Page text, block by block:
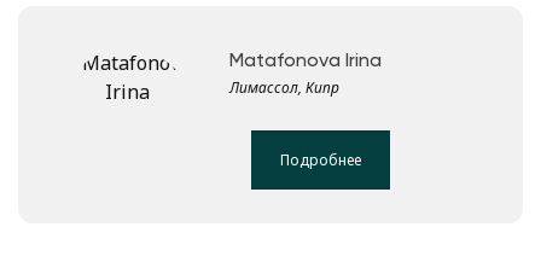
Matafonova Irina
Лимассол, Кипр
Подробнее